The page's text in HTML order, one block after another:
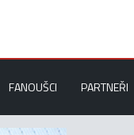
FANOUŠCI PARTNEŘI